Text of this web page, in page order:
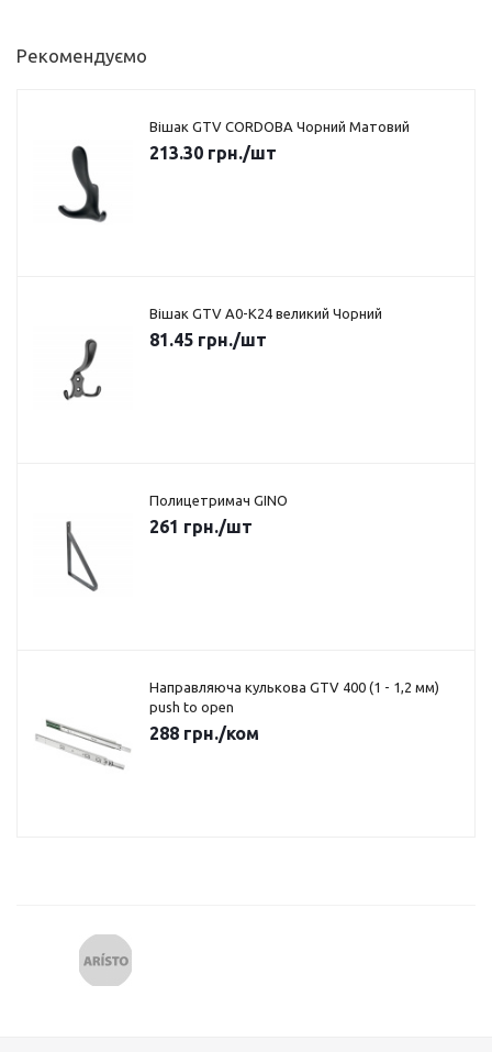
Рекомендуємо
Вішак GTV CORDOBA Чорний Матовий
213.30 грн./шт
Вішак GTV A0-K24 великий Чорний
81.45 грн./шт
Полицетримач GINO
261 грн./шт
Направляюча кулькова GTV 400 (1 - 1,2 мм)
push to open
288 грн./ком